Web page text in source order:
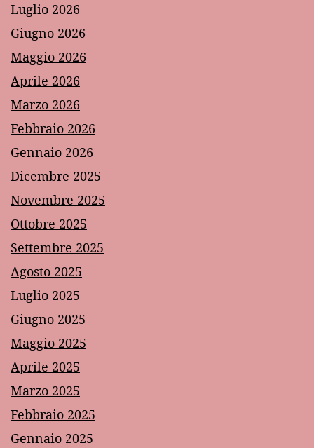
Luglio 2026
Giugno 2026
Maggio 2026
Aprile 2026
Marzo 2026
Febbraio 2026
Gennaio 2026
Dicembre 2025
Novembre 2025
Ottobre 2025
Settembre 2025
Agosto 2025
Luglio 2025
Giugno 2025
Maggio 2025
Aprile 2025
Marzo 2025
Febbraio 2025
Gennaio 2025